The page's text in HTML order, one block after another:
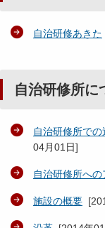
自治研修あきた
自治研修所に
自治研修所での
04月01日]
自治研修所への
施設の概要 [